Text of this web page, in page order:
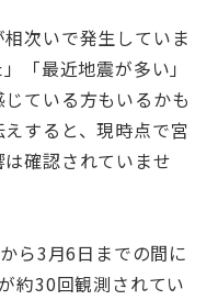
次いで発生していま
「最近地震が多い」
ている方もいるかも
すると、現時点で宮
確認されていませ
ら3月6日までの間に
約30回観測されてい